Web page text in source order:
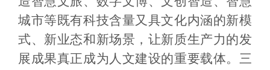
城市等既有科技含量又具文化内涵的新模
式、新业态和新场景，让新质生产力的发
展成果真正成为人文建设的重要载体。三